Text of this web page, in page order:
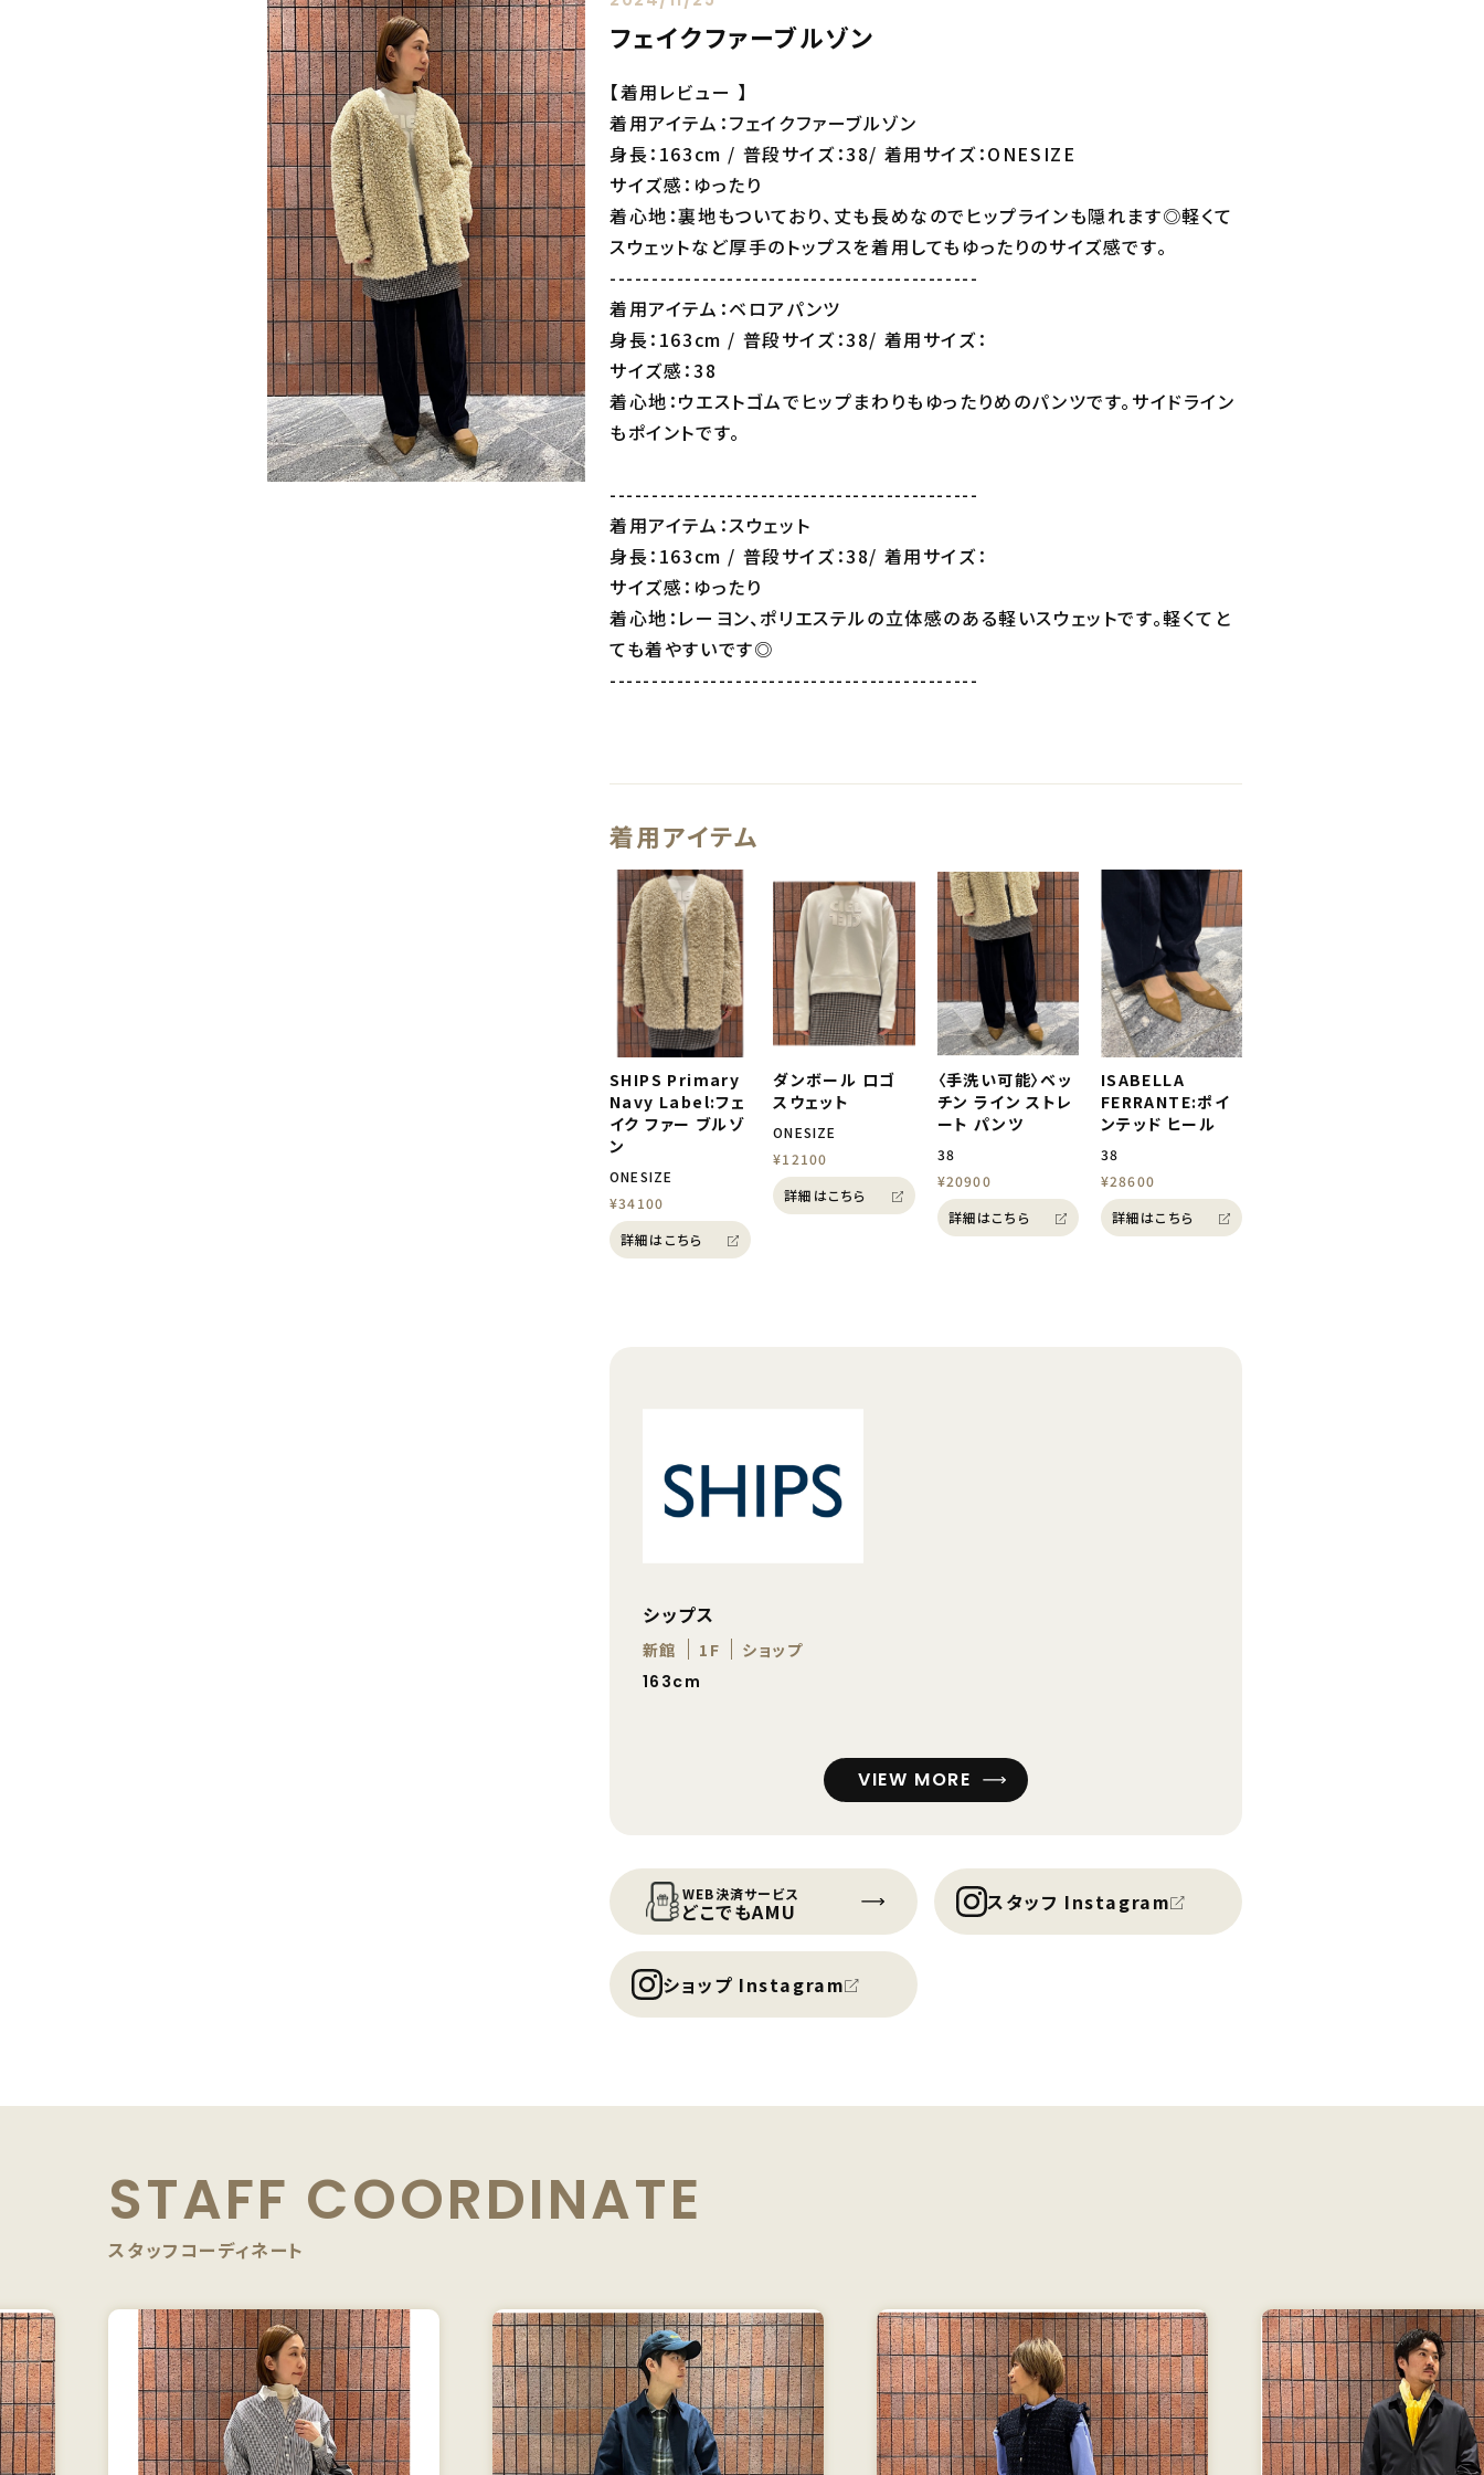
フェイクファーブルゾン
【着用レビュー 】
着用アイテム：フェイクファーブルゾン
身長：163cm / 普段サイズ：38/ 着用サイズ：ONESIZE
サイズ感：ゆったり
着心地：裏地もついており、丈も長めなのでヒップラインも隠れます◎軽くて
スウェットなど厚手のトップスを着用してもゆったりのサイズ感です。
--------------------------------------------
着用アイテム：ベロアパンツ
身長：163cm / 普段サイズ：38/ 着用サイズ：
サイズ感：38
着心地：ウエストゴムでヒップまわりもゆったりめのパンツです。サイドライン
もポイントです。
--------------------------------------------
着用アイテム：スウェット
身長：163cm / 普段サイズ：38/ 着用サイズ：
サイズ感：ゆったり
着心地：レーヨン、ポリエステルの立体感のある軽いスウェットです。軽くてと
ても着やすいです◎
--------------------------------------------
着用アイテム
SHIPS Primary
Navy Label:フェ
イク ファー ブルゾ
ン
ONESIZE
¥34100
詳細はこちら
ダンボール ロゴ
スウェット
ONESIZE
¥12100
詳細はこちら
〈手洗い可能〉ベッ
チン ライン ストレ
ート パンツ
38
¥20900
詳細はこちら
ISABELLA
FERRANTE:ポイ
ンテッド ヒール
38
¥28600
詳細はこちら
シップス
新館 1F
ショップ
163cm
VIEW MORE
WEB決済サービス
どこでもAMU スタッフ Instagram
ショップ Instagram
STAFF COORDINATE
スタッフコーディネート